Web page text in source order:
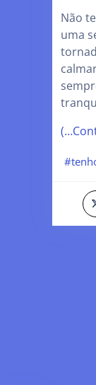
Não
uma